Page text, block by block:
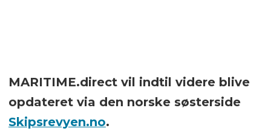
MARITIME.direct vil indtil videre blive
opdateret via den norske søsterside
Skipsrevyen.no.